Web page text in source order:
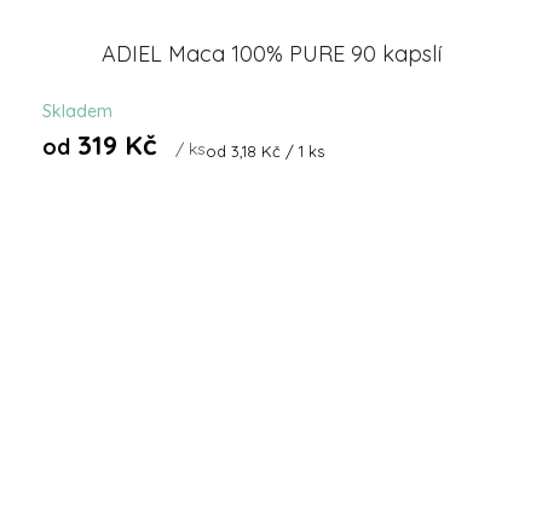
ADIEL Maca 100% PURE 90 kapslí
Skladem
od 319 Kč / ksMěrná
od 3,18 Kč / 1 ks